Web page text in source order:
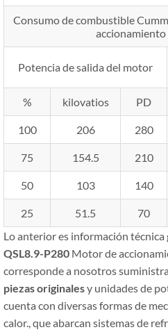
Consumo de combustible
accionamiento
Potencia de salida del motor
% kilovatios PD
100 206 280
75 154.5 210
50 103 140
25 51.5 70
Lo anterior es información técnica
QSL8.9-P280 Motor de
corresponde a nosotros
piezas originalesy unidades de
cuenta con diversas formas de
calor., que abarcan sistemas de